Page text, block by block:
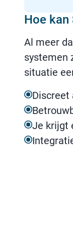
Hoe kan
Al meer
systemen
situatie
Discreet
Je krijgt